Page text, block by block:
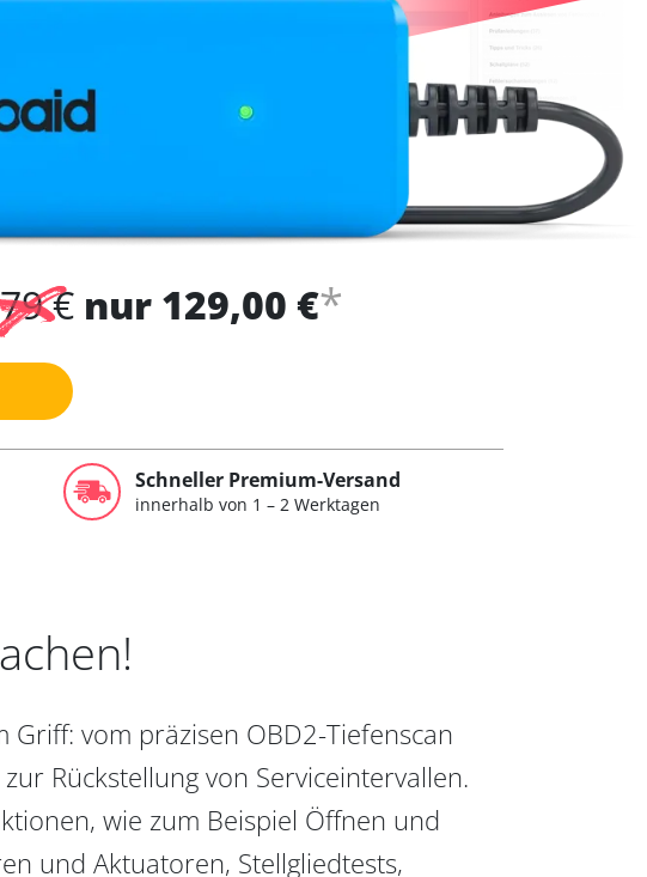
€ nur 129,00 €*
Schneller Premium-Versand
innerhalb von 1 – 2 Werktagen
vom präzisen OBD2-Tiefenscan
Rückstellung von Serviceintervallen.
wie zum Beispiel Öffnen und
und Aktuatoren, Stellgliedtests,